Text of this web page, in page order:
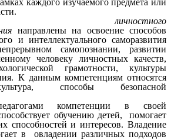
каждого изучаемого предмета или
личностного
направлены на освоение способов
и интеллектуального саморазвития
самопознании, развитии
человеку личностных качеств,
грамотности, культуры
К данным компетенциям относятся
способы безопасной
компетенции в своей
обучению детей, помогает
способностей и интересов. Владение
в овладении различных подходов